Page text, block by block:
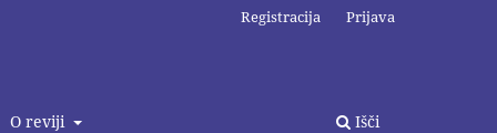
O reviji Išči
Registracija Prijava